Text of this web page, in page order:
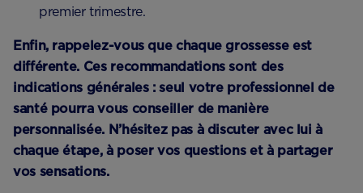
premier trimestre.
Enfin, rappelez-vous que chaque grossesse est
différente. Ces recommandations sont des
indications générales : seul votre professionnel de
santé pourra vous conseiller de manière
personnalisée. N’hésitez pas à discuter avec lui à
chaque étape, à poser vos questions et à partager
vos sensations.